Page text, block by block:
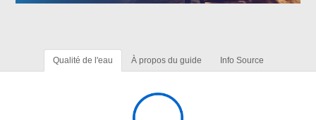
Qualité de l'eau À propos du guide Info Source